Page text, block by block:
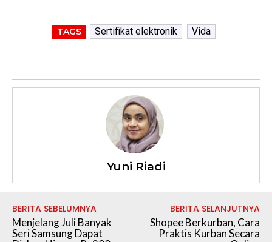
TAGS Sertifikat elektronik Vida
Yuni Riadi
BERITA SEBELUMNYA
Menjelang Juli Banyak
Seri Samsung Dapat
BERITA SELANJUTNYA
Shopee Berkurban, Cara
Praktis Kurban Secara